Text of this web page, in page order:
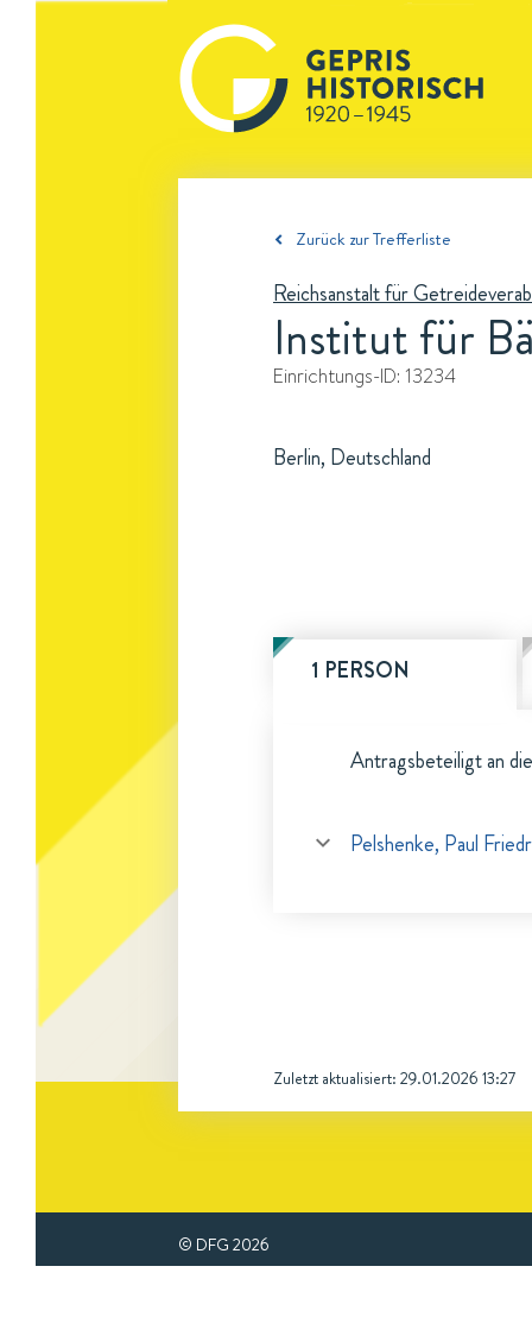
Zurück zur Trefferliste
Reichsanstalt für
Institut für
Einrichtungs-ID: 13234
Berlin, Deutschland
1 PERSON
Antragsbeteiligt an
Pelshenke, Paul
Zuletzt aktualisiert: 29.01.2026 13:27
© DFG 2026